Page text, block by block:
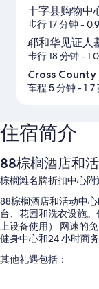
十字县购物中
步行 17 分钟-
耶和华见证人
步行 18 分钟-
Cross County
车程 5 分钟- 1.7
住宿简介
88棕榈酒店和
棕榈滩名牌折扣中心附
88棕榈酒店和活动中
台、花园和洗衣设施
上设备使用） 网速的
健身中心和24 小时商
其他礼遇包括：